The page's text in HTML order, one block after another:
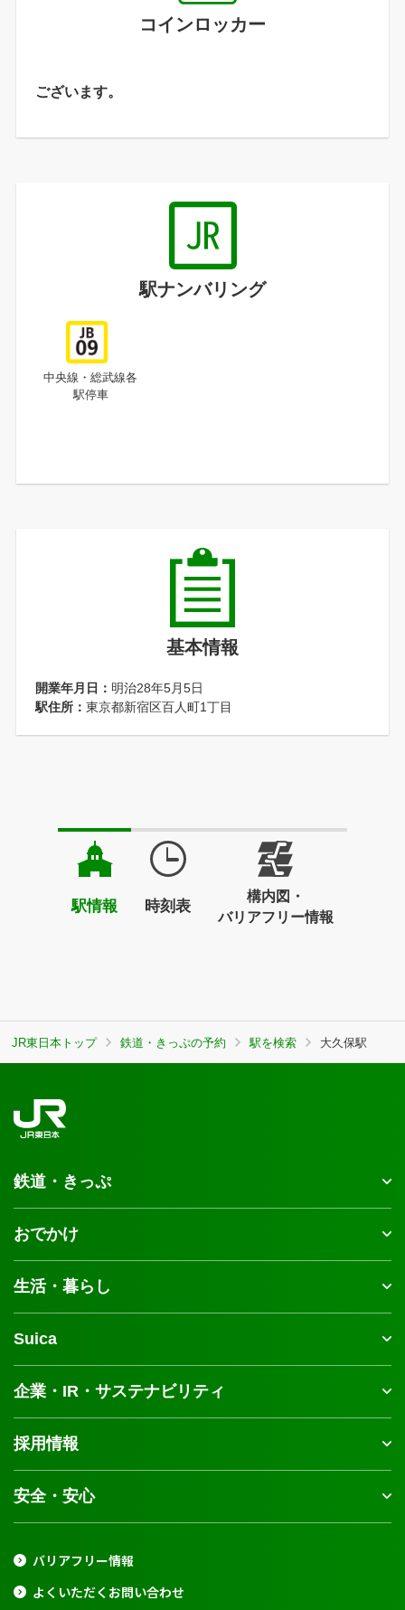
コインロッカー
ございます。
駅ナンバリング
中央線・総武線各
駅停車
基本情報
開業年月日： 明治28年5月5日
駅住所： 東京都新宿区百人町1丁目
駅情報 時刻表
構内図・
バリアフリー情報
JR東日本トップ 鉄道・きっぷの予約 駅を検索 大久保駅
鉄道・きっぷ
おでかけ
生活・暮らし
Suica
企業・IR・サステナビリティ
採用情報
安全・安心
バリアフリー情報
よくいただくお問い合わせ